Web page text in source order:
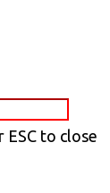
to close